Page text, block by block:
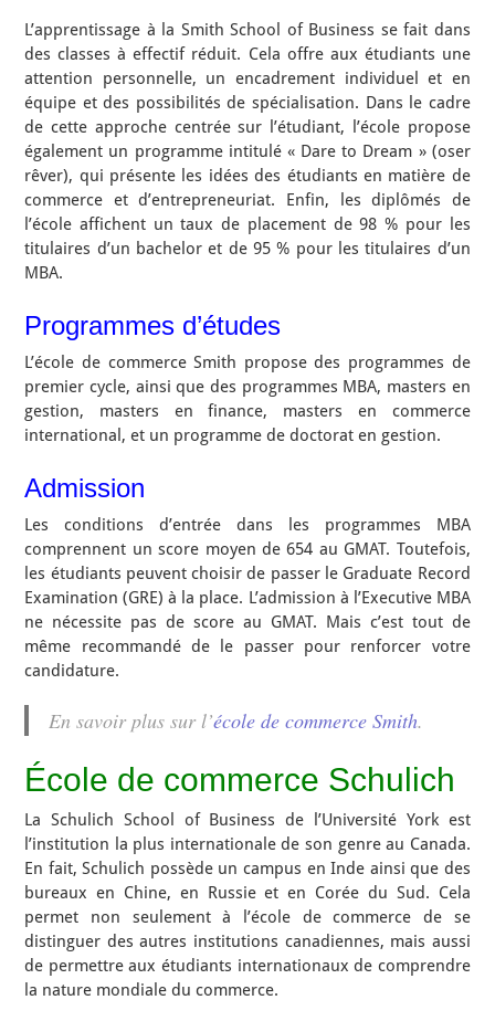
L’apprentissage à la Smith School of Business se fait dans
des classes à effectif réduit. Cela offre aux étudiants une
attention personnelle, un encadrement individuel et en
équipe et des possibilités de spécialisation. Dans le cadre
de cette approche centrée sur l’étudiant, l’école propose
également un programme intitulé « Dare to Dream » (oser
rêver), qui présente les idées des étudiants en matière de
commerce et d’entrepreneuriat. Enfin, les diplômés de
l’école affichent un taux de placement de 98 % pour les
titulaires d’un bachelor et de 95 % pour les titulaires d’un
MBA.
Programmes d’études
L’école de commerce Smith propose des programmes de
premier cycle, ainsi que des programmes MBA, masters en
gestion, masters en finance, masters en commerce
international, et un programme de doctorat en gestion.
Admission
Les conditions d’entrée dans les programmes MBA
comprennent un score moyen de 654 au GMAT. Toutefois,
les étudiants peuvent choisir de passer le Graduate Record
Examination (GRE) à la place. L’admission à l’Executive MBA
ne nécessite pas de score au GMAT. Mais c’est tout de
même recommandé de le passer pour renforcer votre
candidature.
En savoir plus sur l’école de commerce Smith.
École de commerce Schulich
La Schulich School of Business de l’Université York est
l’institution la plus internationale de son genre au Canada.
En fait, Schulich possède un campus en Inde ainsi que des
bureaux en Chine, en Russie et en Corée du Sud. Cela
permet non seulement à l’école de commerce de se
distinguer des autres institutions canadiennes, mais aussi
de permettre aux étudiants internationaux de comprendre
la nature mondiale du commerce.